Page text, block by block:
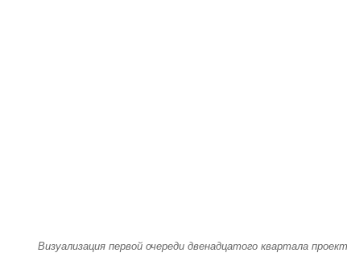
Визуализация первой очереди двенадцатого квартала